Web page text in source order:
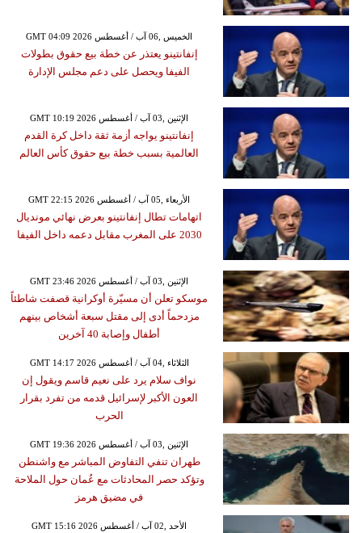
GMT 04:09 2026 الخميس ,06 آب / أغسطس
إنفانتينو يعتذر عن خطة بيع حقوق بطولات
الفيفا ويحصل على دعم مجلس الإدارة
GMT 10:19 2026 الإثنين ,03 آب / أغسطس
إنفانتينو يواجه أزمة ثقة داخل كرة القدم
العالمية بسبب خطة بيع حقوق كأس العالم
GMT 22:15 2026 الأربعاء ,05 آب / أغسطس
اتهامات تطال إنفانتينو بعرض نهائي مونديال
2030 على المغرب مقابل دعمه داخل الفيفا
GMT 23:46 2026 الإثنين ,03 آب / أغسطس
موسكو تعلن أن مسيّرة أوكرانية قصفت شاطئاً
مزدحماً أدى إلى مقتل سبعة أشخاص بينهم
أطفال وإصابة 40 آخرين
GMT 14:17 2026 الثلاثاء ,04 آب / أغسطس
نواف سلام يرد على نعيم قاسم ويقول إن
العون الأكبر لإسرائيل قدمه من تفرد بقرار
الحرب
GMT 19:36 2026 الإثنين ,03 آب / أغسطس
طهران تنفي التفاوض المباشر مع واشنطن
وتؤكد حصر المحادثات مع عُمان حول الملاحة
في مضيق هرمز
GMT 15:16 2026 الأحد ,02 آب / أغسطس